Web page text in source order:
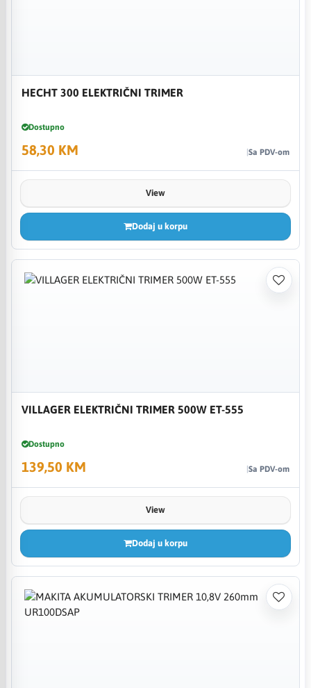
HECHT 300 ELEKTRIČNI TRIMER
Dostupno
58,30 KM Sa PDV-om
View
Dodaj u korpu
VILLAGER ELEKTRIČNI TRIMER 500W ET-555
Dostupno
139,50 KM Sa PDV-om
View
Dodaj u korpu